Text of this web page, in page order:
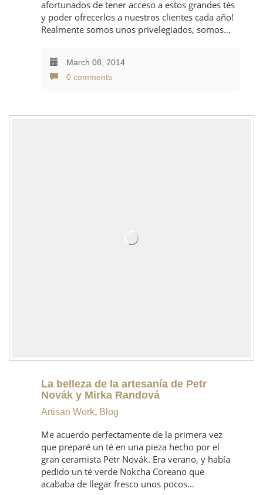
afortunados de tener acceso a estos grandes tés
y poder ofrecerlos a nuestros clientes cada año!
Realmente somos unos privelegiados, somos…
March 08, 2014
0 comments
La belleza de la artesanía de Petr
Novák y Mirka Randová
Artisan Work, Blog
Me acuerdo perfectamente de la primera vez
que preparé un té en una pieza hecho por el
gran ceramista Petr Novák. Era verano, y había
pedido un té verde Nokcha Coreano que
acababa de llegar fresco unos pocos…